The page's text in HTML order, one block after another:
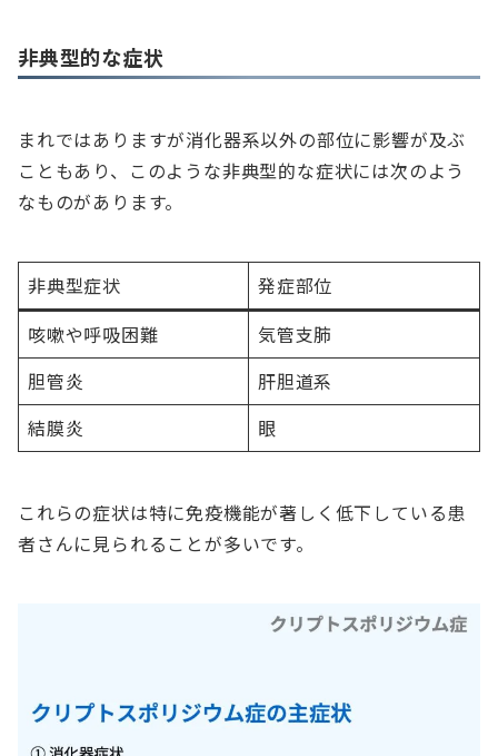
非典型的な症状
まれではありますが消化器系以外の部位に影響が及ぶ
こともあり、このような非典型的な症状には次のよう
なものがあります。
非典型症状
発症部位
咳嗽や呼吸困難
気管支肺
胆管炎
肝胆道系
結膜炎
眼
これらの症状は特に免疫機能が著しく低下している患
者さんに見られることが多いです。